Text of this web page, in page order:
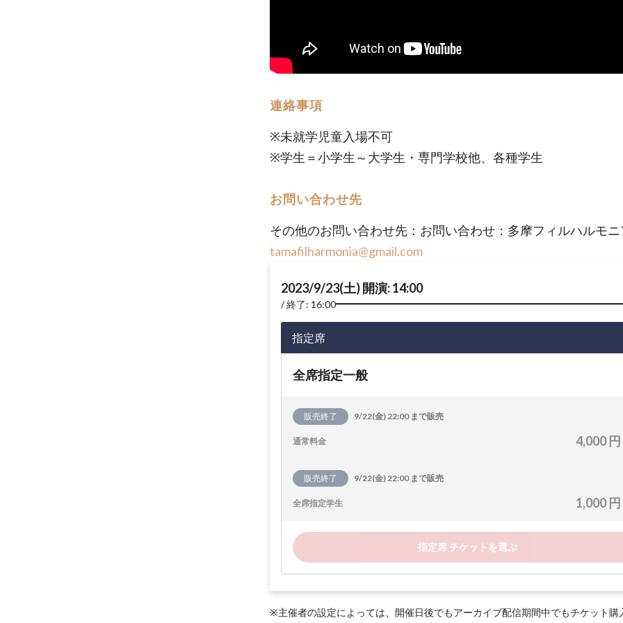
連絡事項
※未就学児童入場不可
※学生＝小学生～大学生・専門学校他、各種学生
お問い合わせ先
その他のお問い合わせ先：お問い合わせ：多摩フィルハルモ
tamafilharmonia@gmail.com
2023/9/23(土) 開演: 14:00
終了: 16:00
指定席
全席指定一般
販売終了 9/22(金) 22:00 まで販売
通常料金 4,000 円
販売終了 9/22(金) 22:00 まで販売
全席指定学生 1,000 円
指定席 チケットを選ぶ
※主催者の設定によっては、開催日後でもアーカイブ配信期間中でもチケット購